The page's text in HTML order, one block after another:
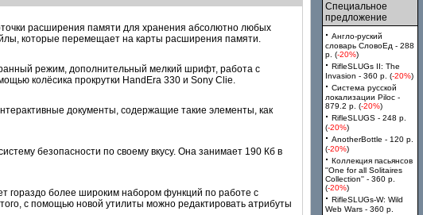
расширения памяти для хранения абсолютно любых
которые перемещает на карты расширения памяти.
режим, дополнительный мелкий шрифт, работа с
колёсика прокрутки HandEra 330 и Sony Cliе.
документы, содержащие такие элементы, как
безопасности по своему вкусу. Она занимает 190 Кб в
гораздо более широким набором функций по работе с
с помощью новой утилиты можно редактировать атрибуты
Специальное
предложение
· Англо-руский
словарь СловоЕд - 288
p. (-20%)
· RifleSLUGs II: The
Invasion - 360 p. (-20%)
· Система русской
локализации Piloc -
879.2 p. (-20%)
· RifleSLUGS - 248 p.
(-20%)
· AnotherBottle - 120 p.
(-20%)
· Коллекция пасьянсов
''One for all Solitaires
Collection'' - 360 p.
(-20%)
· RifleSLUGs-W: Wild
Web Wars - 360 p.